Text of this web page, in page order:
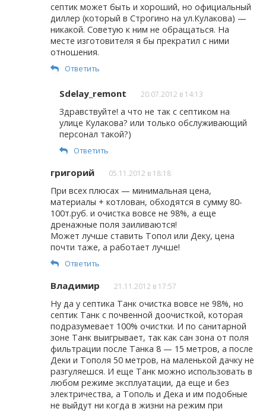
септик может быть и хороший, но официальный
диллер (который в Строгино на ул.Кулакова) —
никакой. Советую к ним не обращаться. На
месте изготовителя я бы прекратил с ними
отношения.
Ответить
Sdelay_remont 20.07.2012 в 14:13
Здравствуйте! а что не так с септиком на
улице Кулакова? или только обслуживающий
персонал такой?)
Ответить
григорий 05.11.2012 в 18:18
При всех плюсах — минимальная цена,
материалы + котлован, обходятся в сумму 80-
100т.руб. и очистка вовсе не 98%, а еще
дренажные поля заиливаются!
Может лучше ставить Топол или Деку, цена
почти таже, а работает лучше!
Ответить
Владимир 21.11.2012 в 17:57
Ну да у септика Танк очистка вовсе не 98%, но
септик Танк с почвенной доочисткой, которая
подразумевает 100% очистки. И по санитарной
зоне Танк выигрывает, так как сан зона от поля
фильтрации после Танка 8 — 15 метров, а после
Деки и Тополя 50 метров, на маленькой дачку не
разгуляешся. И еще Танк можно использовать в
любом режиме эксплуатации, да еще и без
электричества, а Тополь и Дека и им подобные
не выйдут ни когда в жизни на режим при